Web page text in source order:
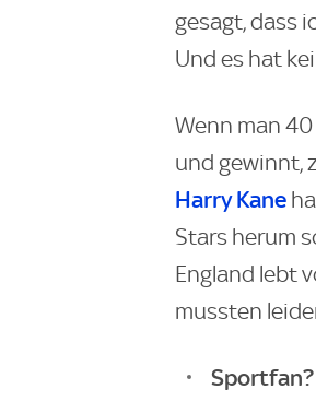
gesagt, dass
Und es hat
Wenn man
und gewinnt,
Harry Kane
Stars herum
England lebt
mussten
Sportfan?